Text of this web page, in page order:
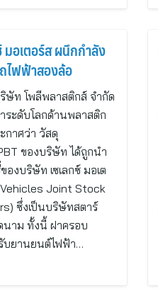
มอเตอร์ส ผนึกกำลัง
ไฟฟ้าสองล้อ
ษัท โพลีพลาสติกส์ จำกัด
ะดับโลกด้านพลาสติก
กาศว่า วัสดุ
ของบริษัท ได้ถูกนำ
องบริษัท เซเลกซ์ มอเต
Joint Stock
ซึ่งเป็นบริษัทสตาร์
นาม ทั้งนี้ ฝาครอบ
บยานยนต์ไฟฟ้า…